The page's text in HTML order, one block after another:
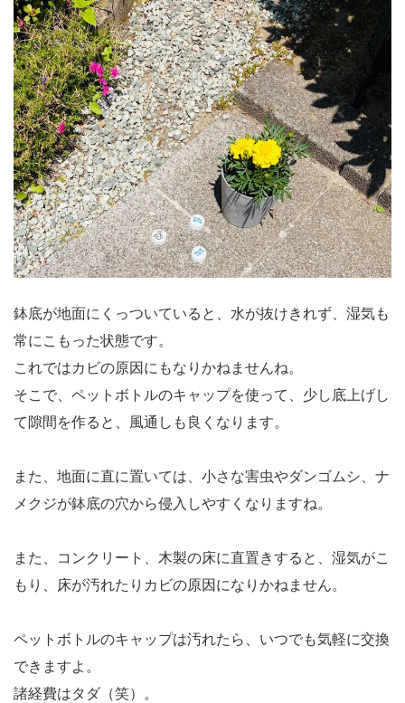
鉢底が地面にくっついていると、水が抜けきれず、湿気も
常にこもった状態です。
これではカビの原因にもなりかねませんね。
そこで、ペットボトルのキャップを使って、少し底上げし
て隙間を作ると、風通しも良くなります。
また、地面に直に置いては、小さな害虫やダンゴムシ、ナ
メクジが鉢底の穴から侵入しやすくなりますね。
また、コンクリート、木製の床に直置きすると、湿気がこ
もり、床が汚れたりカビの原因になりかねません。
ペットボトルのキャップは汚れたら、いつでも気軽に交換
できますよ。
諸経費はタダ（笑）。